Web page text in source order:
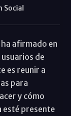
Social
ha afirmado en
de
es reunir a
para
y cómo
esté presente